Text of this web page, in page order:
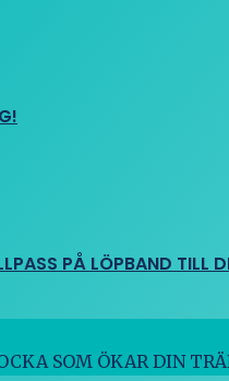
PÅ LÖPBAND TILL
SOM ÖKAR DIN